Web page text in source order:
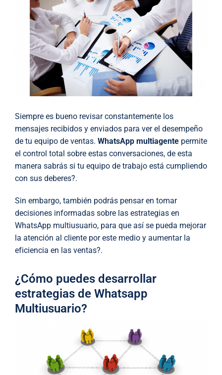
Siempre es bueno revisar constantemente los
mensajes recibidos y enviados para ver el desempeño
de tu equipo de ventas. WhatsApp multiagente permite
el control total sobre estas conversaciones, de esta
manera sabrás si tu equipo de trabajo está cumpliendo
con sus deberes?.
Sin embargo, también podrás pensar en tomar
decisiones informadas sobre las estrategias en
WhatsApp multiusuario, para que así se pueda mejorar
la atención al cliente por este medio y aumentar la
eficiencia en las ventas?.
¿Cómo puedes desarrollar
estrategias de Whatsapp
Multiusuario?